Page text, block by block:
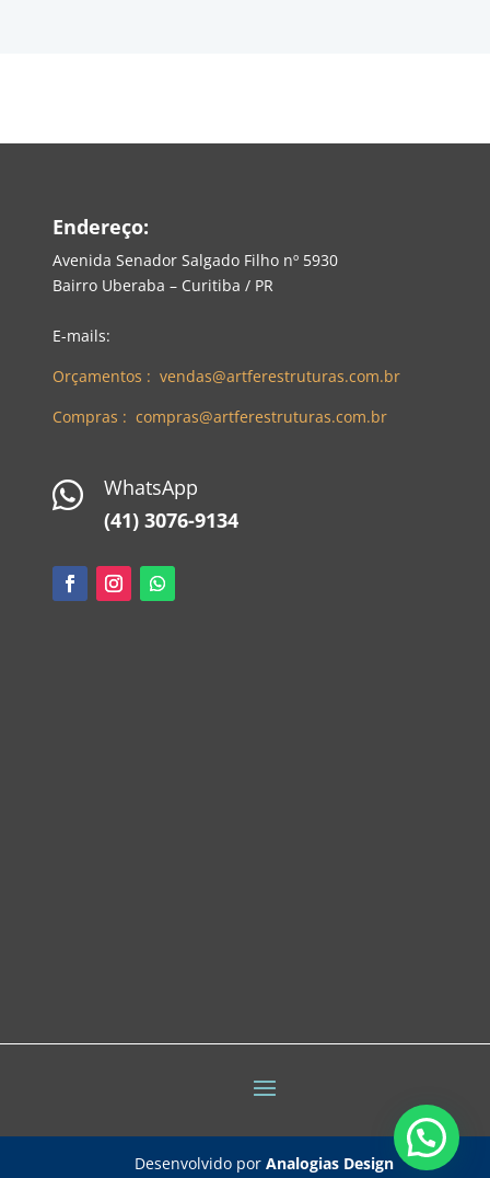
Endereço:
Avenida Senador Salgado Filho nº 5930
Bairro Uberaba – Curitiba / PR
E-mails:
Orçamentos : vendas@artferestruturas.com.br
Compras : compras@artferestruturas.com.br

WhatsApp
(41) 3076-9134
Desenvolvido porAnalogias Design